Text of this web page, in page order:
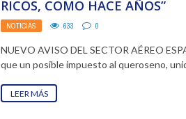
RICOS, COMO HACE AÑOS”
NOTICIAS 633 0
NUEVO AVISO DEL SECTOR AÉREO
que un posible impuesto al queroseno,
LEER MÁS